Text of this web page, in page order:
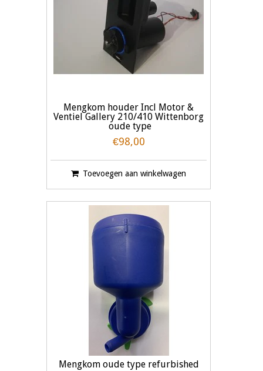
Mengkom houder Incl Motor &
Ventiel Gallery 210/410 Wittenborg
oude type
€98,00
Toevoegen aan winkelwagen
Mengkom oude type refurbished